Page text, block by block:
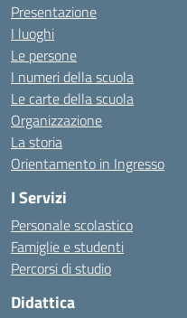
Presentazione
I luoghi
Le persone
I numeri della scuola
Le carte della scuola
Organizzazione
La storia
Orientamento in Ingresso
I Servizi
Personale scolastico
Famiglie e studenti
Percorsi di studio
Didattica